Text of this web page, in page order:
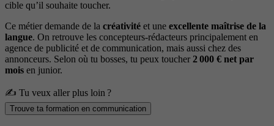
cible qu’il souhaite toucher.
Ce métier demande de la créativité et une excellente maîtrise de la
langue. On retrouve les concepteurs-rédacteurs principalement en
agence de publicité et de communication, mais aussi chez des
annonceurs. Selon où tu bosses, tu peux toucher 2 000 € net par
mois en junior.
✍️ Tu veux aller plus loin ?
Trouve ta formation en communication